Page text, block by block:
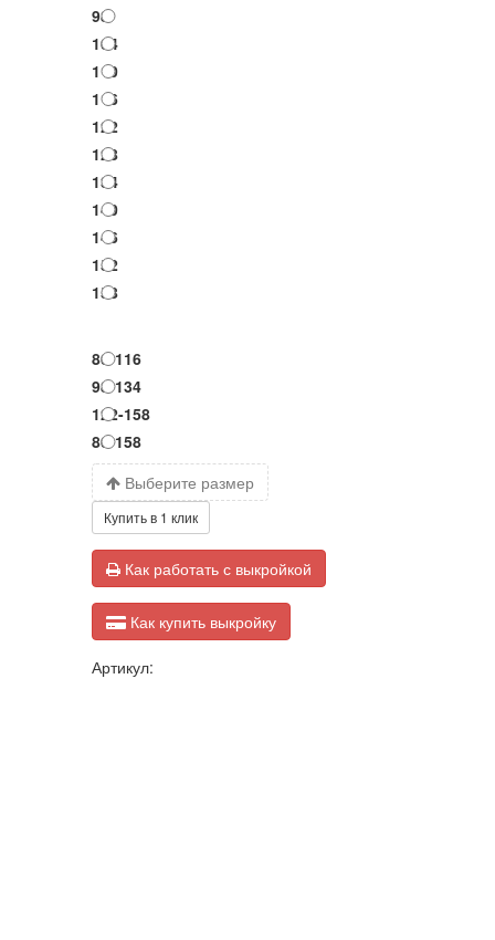
98
104
110
116
122
128
134
140
146
152
158
80-116
98-134
122-158
80-158
Выберите размер
Купить в 1 клик
Как работать с выкройкой
Как купить выкройку
Артикул: